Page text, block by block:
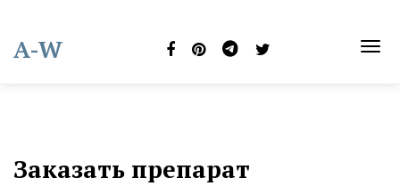
content
A-W
Заказать препарат